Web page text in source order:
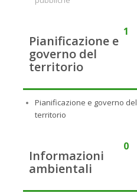
1
Pianificazione e
governo del
territorio
Pianificazione e governo del
territorio
0
Informazioni
ambientali